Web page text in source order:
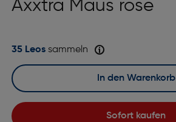
Axxtra Maus rose
35 Leossammeln
Sofort kaufen
In den Warenkorb